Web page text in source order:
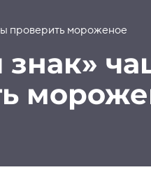
проверить мороженое